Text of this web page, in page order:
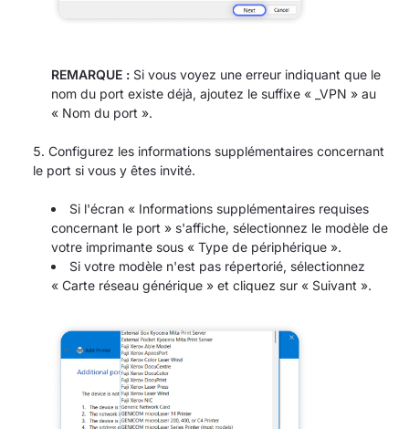
REMARQUE : Si vous voyez une erreur indiquant que le
nom du port existe déjà, ajoutez le suffixe « _VPN » au
« Nom du port ».
Configurez les informations supplémentaires concernant
le port si vous y êtes invité.
Si l'écran « Informations supplémentaires requises
concernant le port » s'affiche, sélectionnez le modèle de
votre imprimante sous « Type de périphérique ».
Si votre modèle n'est pas répertorié, sélectionnez
« Carte réseau générique » et cliquez sur « Suivant ».